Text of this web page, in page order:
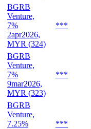
BGRB
Venture,
7%
2apr2026,
MYR (324)
***
BGRB
Venture,
7%
9mar2026,
MYR (323)
***
BGRB
Venture,
7.25%
***